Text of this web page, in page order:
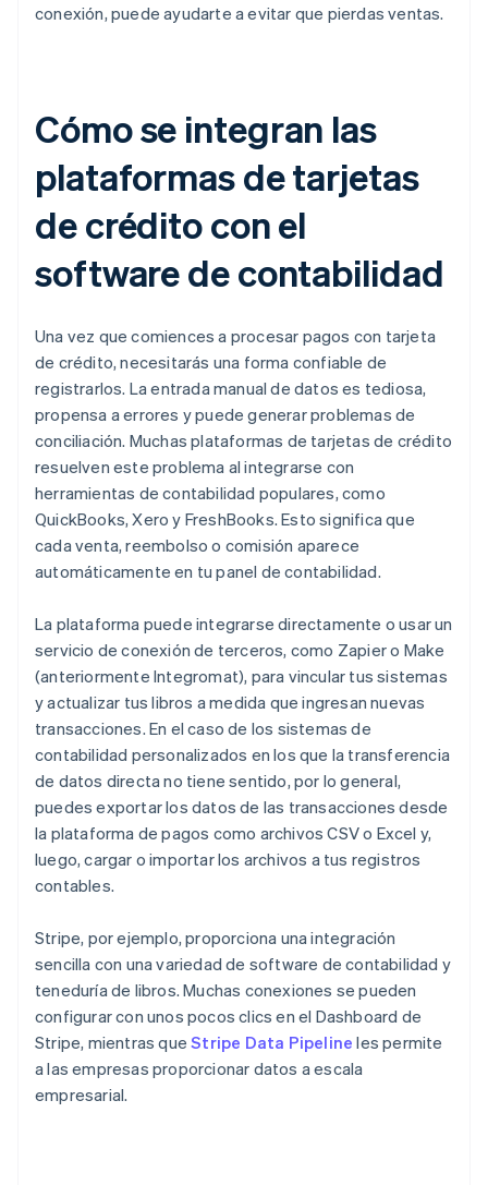
conexión, puede ayudarte a evitar que pierdas ventas.
Cómo se integran las
plataformas de tarjetas
de crédito con el
software de contabilidad
Una vez que comiences a procesar pagos con tarjeta
de crédito, necesitarás una forma confiable de
registrarlos. La entrada manual de datos es tediosa,
propensa a errores y puede generar problemas de
conciliación. Muchas plataformas de tarjetas de crédito
resuelven este problema al integrarse con
herramientas de contabilidad populares, como
QuickBooks, Xero y FreshBooks. Esto significa que
cada venta, reembolso o comisión aparece
automáticamente en tu panel de contabilidad.
La plataforma puede integrarse directamente o usar un
servicio de conexión de terceros, como Zapier o Make
(anteriormente Integromat), para vincular tus sistemas
y actualizar tus libros a medida que ingresan nuevas
transacciones. En el caso de los sistemas de
contabilidad personalizados en los que la transferencia
de datos directa no tiene sentido, por lo general,
puedes exportar los datos de las transacciones desde
la plataforma de pagos como archivos CSV o Excel y,
luego, cargar o importar los archivos a tus registros
contables.
Stripe, por ejemplo, proporciona una integración
sencilla con una variedad de software de contabilidad y
teneduría de libros. Muchas conexiones se pueden
configurar con unos pocos clics en el Dashboard de
Stripe, mientras queStripe Data Pipeline les permite
a las empresas proporcionar datos a escala
empresarial.